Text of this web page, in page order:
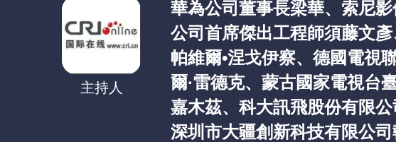
主持人
華為公司董事長梁華、索尼
公司首席傑出工程師須藤文
帕維爾•涅戈伊察、德國電視
爾·雷德克、蒙古國家電視台
嘉木茲、科大訊飛股份有限公
深圳市大疆創新科技有限公司